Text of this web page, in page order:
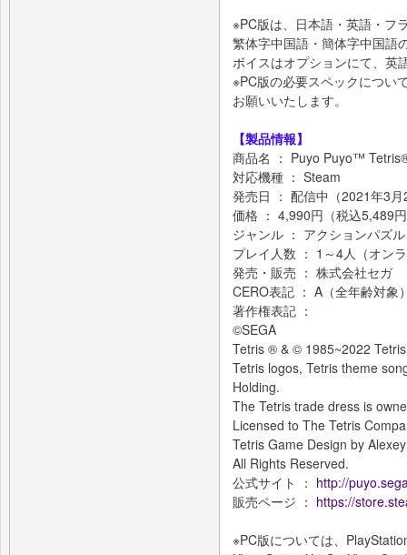
※PC版は、日本語・英語・フ
繁体字中国語・簡体字中国語
ボイスはオプションにて、英
※PC版の必要スペックについ
お願いいたします。
【製品情報】
商品名 ： Puyo Puyo™
対応機種 ： Steam
発売日 ： 配信中（2021年3
価格 ： 4,990円（税込5,489
ジャンル ： アクションパズル
プレイ人数 ： 1～4人（オン
発売・販売 ： 株式会社セガ
CERO表記 ： A（全年齢対象
著作権表記 ：
©SEGA
Tetris ® & © 1985~2022
Tetris logos, Tetris theme
Holding.
The Tetris trade dress is
Licensed to The Tetris
Tetris Game Design by
All Rights Reserved.
公式サイト ： http://
販売ページ ： https://
※PC版については、